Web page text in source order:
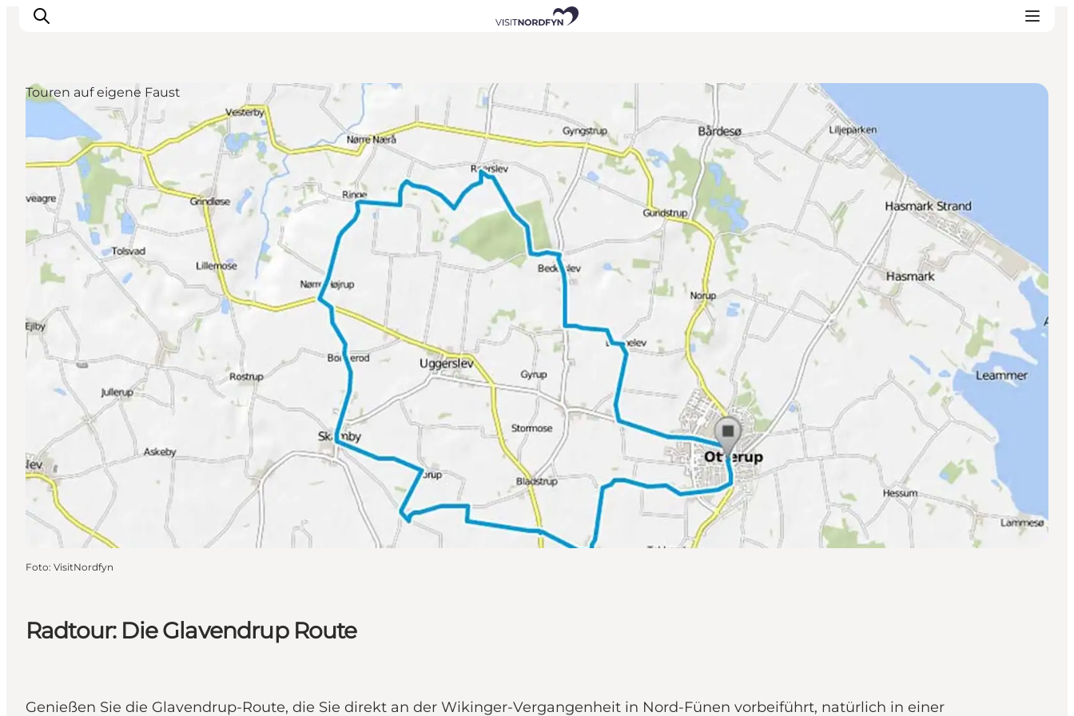
Erleben
Eventkalender
Essen und Trinken
Unterkünfte
Erlebnisbuchung
Für Kinder
Radtour: Die Glavendrup Route
Genießen Sie die Glavendrup-Route, die Sie direkt an der Wikinger-Vergangenheit in Nord-Fünen vorbeiführt, natürlich in einer
Touren auf eigene Faust
Foto: VisitNordfyn